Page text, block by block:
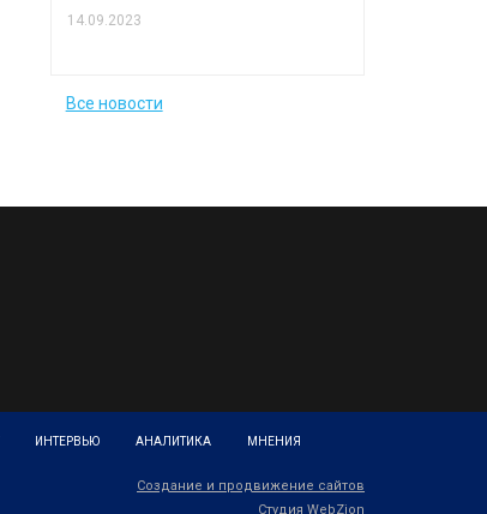
14.09.2023
Все новости
ИНТЕРВЬЮ АНАЛИТИКА МНЕНИЯ
Создание и продвижение сайтов
Студия WebZion